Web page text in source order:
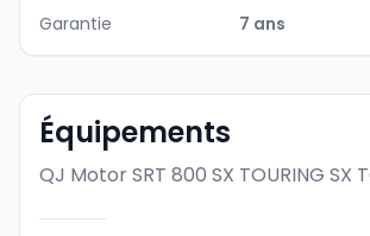
Garantie
7 ans
Équipements
QJ Motor SRT 800 SX TOURING SX